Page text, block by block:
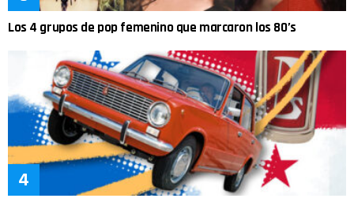
Los 4 grupos de pop femenino que marcaron los 80’s